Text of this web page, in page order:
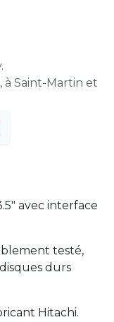
à Saint-Martin et
avec interface
testé,
durs
Hitachi.